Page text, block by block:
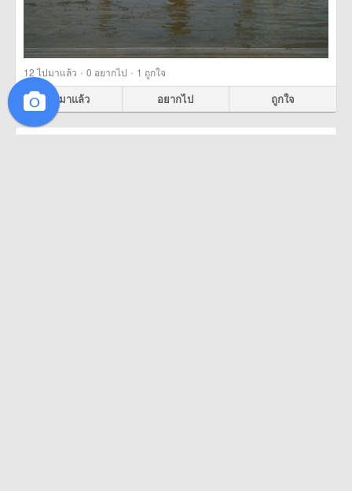
12ไปมาแล้ว · 0 อยากไป · 1 ถูกใจ
ไปมาแล้ว อยากไป ถูกใจ